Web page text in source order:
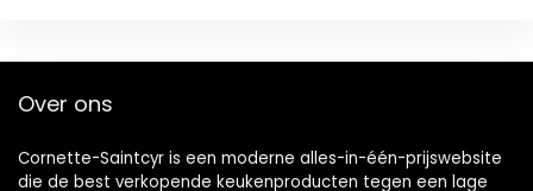
Over ons
Cornette-Saintcyr is een moderne alles-in-één-prijswebsite
die de best verkopende keukenproducten tegen een lage